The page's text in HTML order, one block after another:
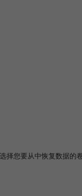
择您要从中恢复数据的